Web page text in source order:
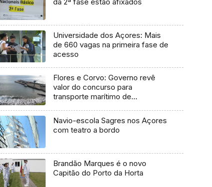
Universidade dos Açores: Mais
de 660 vagas na primeira fase de
acesso
Flores e Corvo: Governo revê
valor do concurso para
transporte marítimo de
Navio-escola Sagres nos Açores
com teatro a bordo
Brandão Marques é o novo
Capitão do Porto da Horta